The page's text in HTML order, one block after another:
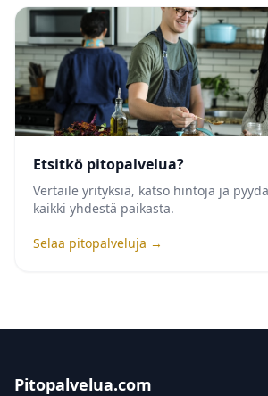
Etsitkö pitopalvelua?
Vertaile yrityksiä, katso hintoja ja
kaikki yhdestä paikasta.
Selaa pitopalveluja →
Pitopalvelua.com